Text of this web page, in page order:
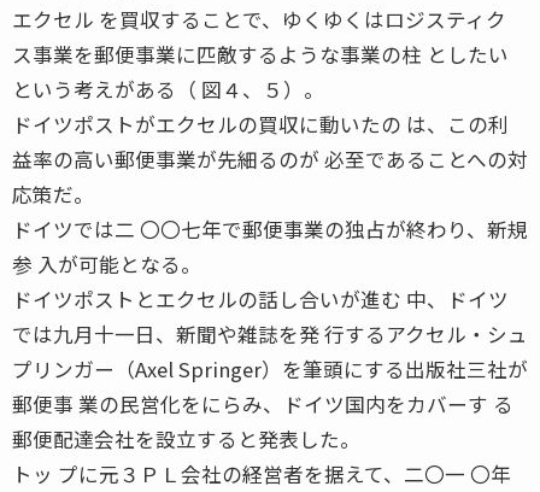
エクセル を買収することで、ゆくゆくはロジスティク
ス事業を郵便事業に匹敵するような事業の柱 としたい
という考えがある（ 図４、５）。
ドイツポストがエクセルの買収に動いたの は、この利
益率の高い郵便事業が先細るのが 必至であることへの対
応策だ。
ドイツでは二 〇〇七年で郵便事業の独占が終わり、新規
参 入が可能となる。
ドイツポストとエクセルの話し合いが進む 中、ドイツ
では九月十一日、新聞や雑誌を発 行するアクセル・シュ
プリンガー（Axel Springer）を筆頭にする出版社三社が
郵便事 業の民営化をにらみ、ドイツ国内をカバーす る
郵便配達会社を設立すると発表した。
トッ プに元３ＰＬ会社の経営者を据えて、二〇一 〇年